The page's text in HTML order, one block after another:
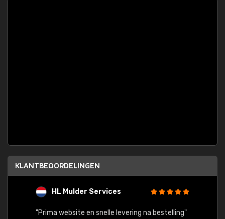
KLANTBEOORDELINGEN
HL Mulder Services
"Prima website en snelle levering na bestelling"